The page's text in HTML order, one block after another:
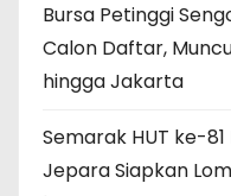
Bursa Petinggi
Calon Daftar,
hingga Jakarta
Semarak HUT ke-
Jepara Siapkan